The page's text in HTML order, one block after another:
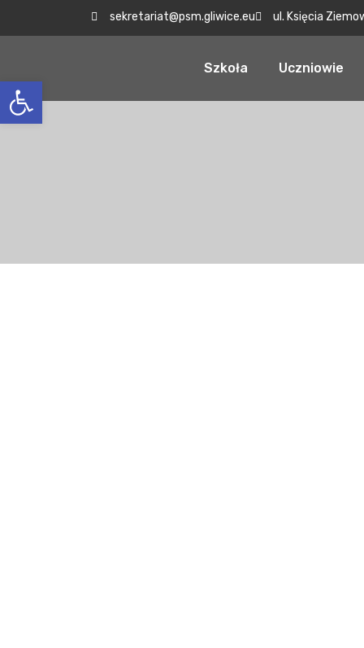
sekretariat@psm.gliwice.eu ul. Księcia
Szkoła Uczniowie
Otwórz pasek narzędzi